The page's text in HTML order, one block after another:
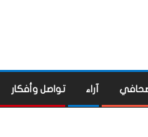
آراء تواصل وأفكار